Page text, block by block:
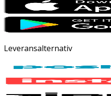
Leveransalternativ